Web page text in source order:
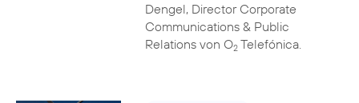
Dengel, Director Corporate
Communications & Public
Relations von O2Telefónica.